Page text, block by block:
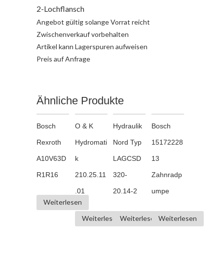
2-Lochflansch
Angebot gültig solange Vorrat reicht
Zwischenverkauf vorbehalten
Artikel kann Lagerspuren aufweisen
Preis auf Anfrage
Ähnliche Produkte
Bosch
Rexroth
A10V63D
R1R16
Weiterlesen
O & K
Hydromati
k
210.25.11
.01
Weiterlesen
Hydraulik
Nord Typ
LAGCSD
320-
20.14-2
Weiterlesen
Bosch
15172228
13
Zahnradp
umpe
Weiterlesen